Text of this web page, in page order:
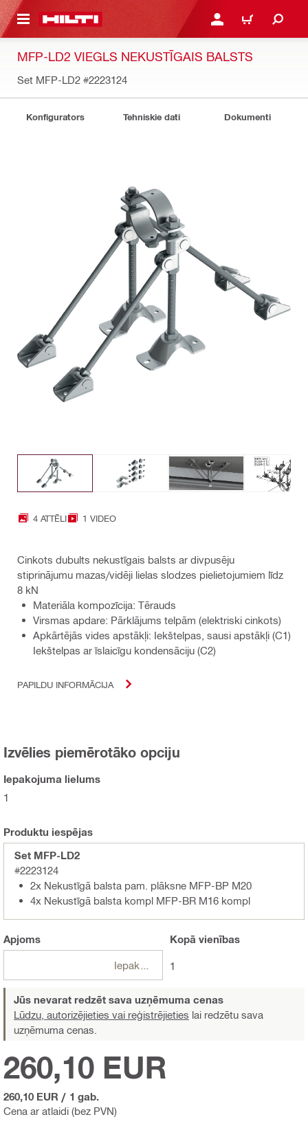
SATURU PIESLĒGTIES VAI
IEPIRKŠANĀS
MFP-LD2 VIEGLS NEKUSTĪGAIS BALSTS
Set MFP-LD2 #2223124
Konfigurators Tehniskie dati Dokumenti
4 ATTĒLI 1 VIDEO
Cinkots dubults nekustīgais balsts ar divpusēju
stiprinājumu mazas/vidēji lielas slodzes pielietojumiem līdz
8 kN
Materiāla kompozīcija: Tērauds
Virsmas apdare: Pārklājums telpām (elektriski cinkots)
Apkārtējās vides apstākļi: Iekštelpas, sausi apstākļi (C1)
Iekštelpas ar īslaicīgu kondensāciju (C2)
PAPILDU INFORMĀCIJA
Izvēlies piemērotāko opciju
Iepakojuma lielums
1
Produktu iespējas
Set MFP-LD2
#2223124
2x Nekustīgā balsta pam. plāksne MFP-BP M20
4x Nekustīgā balsta kompl MFP-BR M16 kompl
Apjoms Kopā vienības
1
Jūs nevarat redzēt sava uzņēmuma cenas
Lūdzu, autorizējieties vai reģistrējieties lai redzētu sava
uzņēmuma cenas.
Cena ar atlaidi (bez PVN)
260,10 EUR
260,10 EUR / 1 gab.